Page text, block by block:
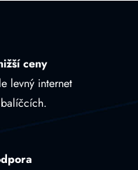
ceny
levný internet